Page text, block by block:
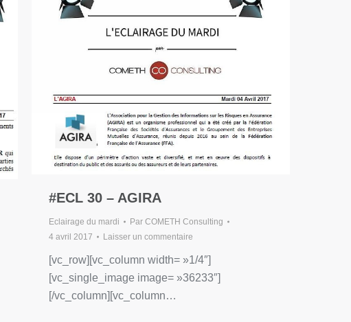
#ECL 30 – AGIRA
Eclairage du mardi Par COMETH Consulting
4 avril 2017
Laisser un commentaire
[vc_row][vc_column width= »1/4″]
[vc_single_image image= »36233″]
[/vc_column][vc_column…